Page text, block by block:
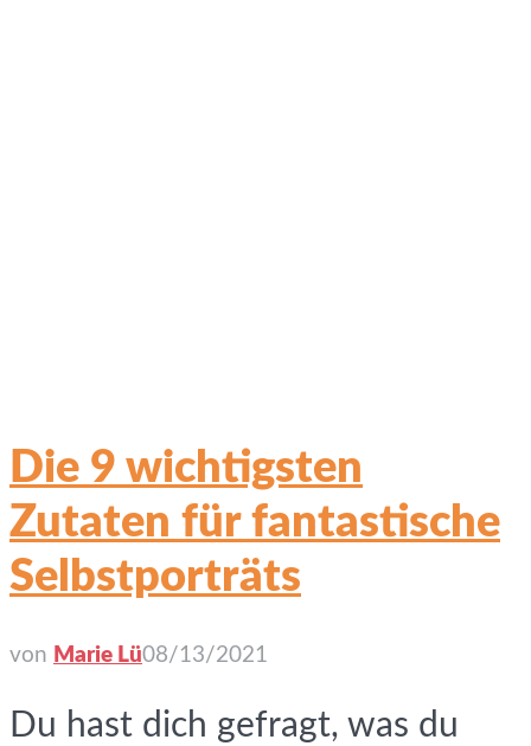
Die 9 wichtigsten
Zutaten für fantastische
Selbstporträts
von Marie Lü08/13/2021
Du hast dich gefragt, was du